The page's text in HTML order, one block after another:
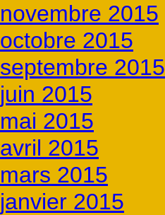
novembre 2015
octobre 2015
septembre 2015
juin 2015
mai 2015
avril 2015
mars 2015
janvier 2015